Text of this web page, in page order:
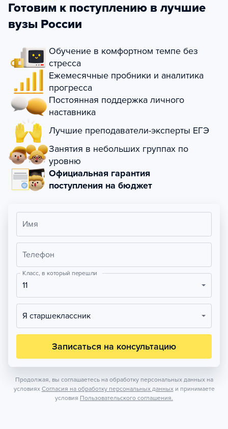
Готовим к поступлению в лучшие
вузы России
Обучение в комфортном темпе без
стресса
Ежемесячные пробники и аналитика
прогресса
Постоянная поддержка личного
наставника
Лучшие преподаватели-эксперты ЕГЭ
Занятия в небольших группах по
уровню
Официальная гарантия
поступления на бюджет
Имя
Телефон
Класс, в который перешли
11
Я старшеклассник
Записаться на консультацию
Продолжая, вы соглашаетесь на обработку персональных данных на
условиях Согласия на обработку персональных данных и принимаете
условия Пользовательского соглашения.